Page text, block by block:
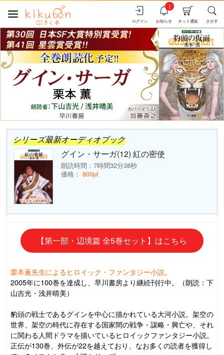
さがす
ネット通販
お知らせ
i
ログイン
シリーズ最新オーディオブック
グイン・サーガ(12) 紅の密使
朗読時間：7時間32分38秒
価格：800pt
【第一部・辺境篇 全5巻セット】はこちら
栗本薫先生によるヒロイック・ファンタジー小説。
2005年に100巻を達成し、早川書房より継続刊行中。（朗読：下
山吉光・浅井晴美）
豹頭の戦士であるグインを中心に描かれている大河小説。架空の
世界、架空の時代に存在する国家間の戦争・謀略・興亡や、それ
に関わる人間ドラマを描いているヒロイックファンタジー小説。
正伝が130巻、外伝が22を越えており、なお多くの読者を獲得し